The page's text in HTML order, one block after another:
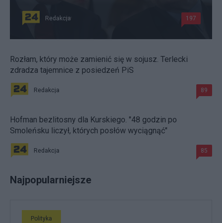
Redakcja 197
Rozłam, który może zamienić się w sojusz. Terlecki
zdradza tajemnice z posiedzeń PiS
Redakcja 89
Hofman bezlitosny dla Kurskiego. "48 godzin po
Smoleńsku liczył, których posłów wyciągnąć"
Redakcja 85
Najpopularniejsze
Polityka